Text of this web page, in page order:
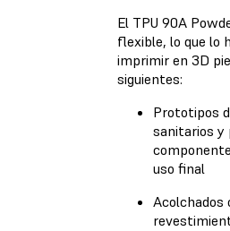
El TPU 90A
flexible, lo que lo
imprimir en 3D
siguientes:
Prototipos
sanitarios y
uso final
Acolchados